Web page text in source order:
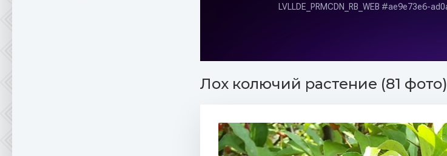
Лох колючий растение (81 фото)